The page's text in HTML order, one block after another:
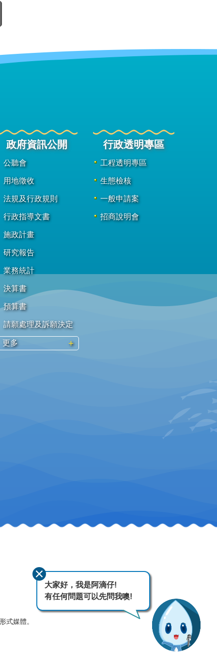
政府資訊公開
公聽會
用地徵收
法規及行政規則
行政指導文書
施政計畫
研究報告
業務統計
決算書
預算書
請願處理及訴願決定
更多
行政透明專區
工程透明專區
生態檢核
一般申請案
招商說明會
式媒體。
大家好，我是阿滴仔!
有任何問題可以先問我噢!